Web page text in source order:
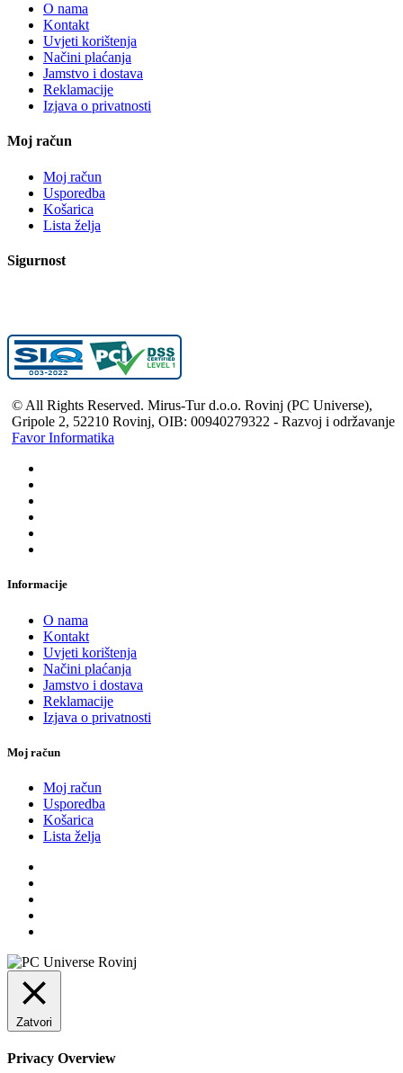
O nama
Kontakt
Uvjeti korištenja
Načini plaćanja
Jamstvo i dostava
Reklamacije
Izjava o privatnosti
Moj račun
Moj račun
Usporedba
Košarica
Lista želja
Sigurnost
© All Rights Reserved. Mirus-Tur d.o.o. Rovinj (PC Universe),
Gripole 2, 52210 Rovinj, OIB: 00940279322 - Razvoj i održavanje
Favor Informatika
Informacije
O nama
Kontakt
Uvjeti korištenja
Načini plaćanja
Jamstvo i dostava
Reklamacije
Izjava o privatnosti
Moj račun
Moj račun
Usporedba
Košarica
Lista želja
Zatvori
Privacy Overview